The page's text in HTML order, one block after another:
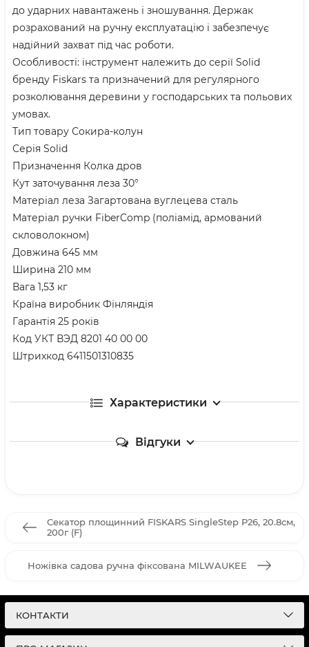
до ударних навантажень і зношування. Держак
розрахований на ручну експлуатацію і забезпечує
надійний захват під час роботи.
Особливості: інструмент належить до серії Solid
бренду Fiskars та призначений для регулярного
розколювання деревини у господарських та польових
умовах.
Тип товару Сокира-колун
Серія Solid
Призначення Колка дров
Кут заточування леза 30°
Матеріал леза Загартована вуглецева сталь
Матеріал ручки FiberComp (поліамід, армований
скловолокном)
Довжина 645 мм
Ширина 210 мм
Вага 1,53 кг
Країна виробник Фінляндія
Гарантія 25 років
Код УКТ ВЭД 8201 40 00 00
Штрихкод 6411501310835
Характеристики
Відгуки
Секатор площинний FISKARS SingleStep P26, 20.8см,
200г (F)
Ножівка садова ручна фіксована MILWAUKEE
КОНТАКТИ